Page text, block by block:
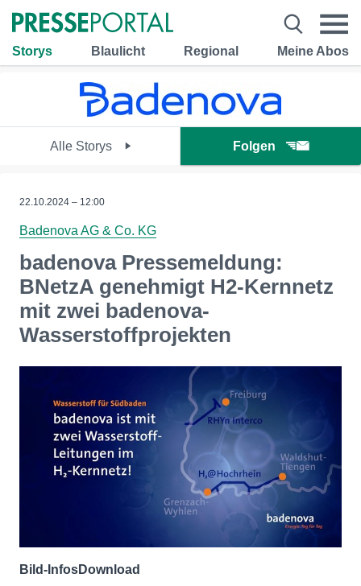
Storys Blaulicht Regional Meine Abos
Alle Storys Folgen
22.10.2024 – 12:00
Badenova AG & Co. KG
badenova Pressemeldung:
BNetzA genehmigt H2-Kernnetz
mit zwei badenova-
Wasserstoffprojekten
Bild-InfosDownload